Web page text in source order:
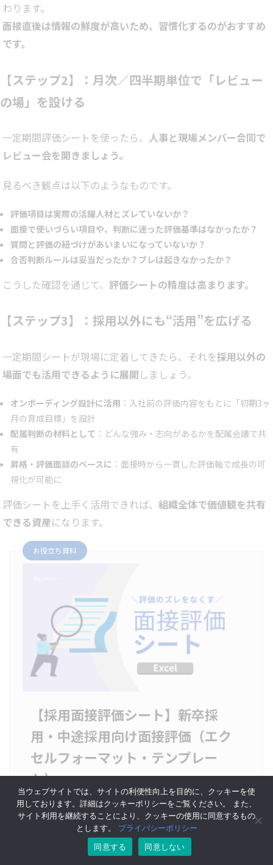
わります。
面接直後は情報の鮮度が高いため、習慣化するのがおすすめ
です。
【ステップ2】：月次／四半期単位で「レビュー
の場」を設ける
一定期間評価シートを使ったら、 人事と現場メンバー合同で
レビュー会を開きましょう。
見るべき観点は以下のようなものです。
評価項目は実際の活躍人材とズレていないか？
面接で使いづらい項目や、判断に迷った評価基準はなかったか？
質問と評価の紐づけがあいまいになっていないか？
合否判断ルールは妥当だったか？ブレは起きなかったか？
こうした確認を通じて、 評価シートの精度は高まります。
【ステップ3】：採用以外にも“活用”を広げる
一定期間シートが現場に定着してきたら、それを採用以外の
場面でも活用できるように展開 しましょう。
オンボーディング設計に活用 ：入社前の評価内容をもとに「初期3ヶ
月の育成目標」を設計
配属判断の材料として ：どんな強み・志向があるかを配属会議で共
有
昇格・評価面談のベースに ：面接時から一貫した評価軸で成長の可
視化が可能に
評価シートを上手く活用できれば、 組織全体で価値観を共有
できる資産になります。
お役立ち資料
【採用面接評価シート】新卒採
用・中途採用向け面接評価（エク
セルフォーマット・テンプレー
ト）
当ウェブサイトでは、サイトの利便性向上を目的に、クッキーを使
用しております。詳細はクッキーポリシーをご覧ください。 また、
サイト利用を継続することにより、クッキーの使用に同意するもの
とします。 プライバシーポリシー
同意する
同意しない